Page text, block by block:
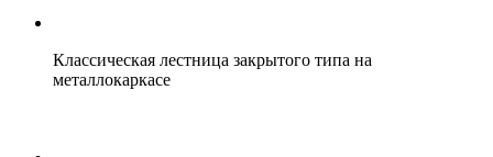
Классическая лестница закрытого типа на
металлокаркасе